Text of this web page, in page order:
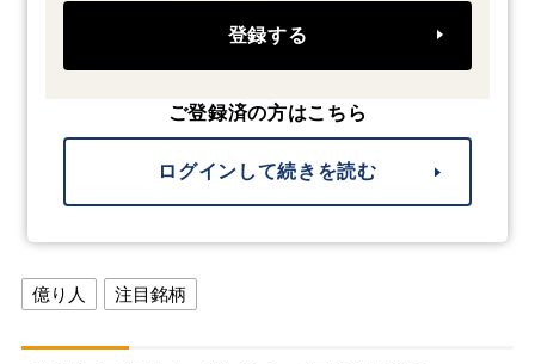
登録する
ご登録済の方はこちら
ログインして続きを読む
億り人 注目銘柄